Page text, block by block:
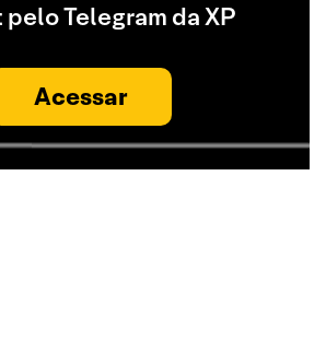
Telegram da XP
Acessar